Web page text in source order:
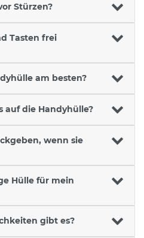
Stürzen?
Tasten frei
am besten?
auf die Handyhülle?
wenn sie
Hülle für mein
gibt es?